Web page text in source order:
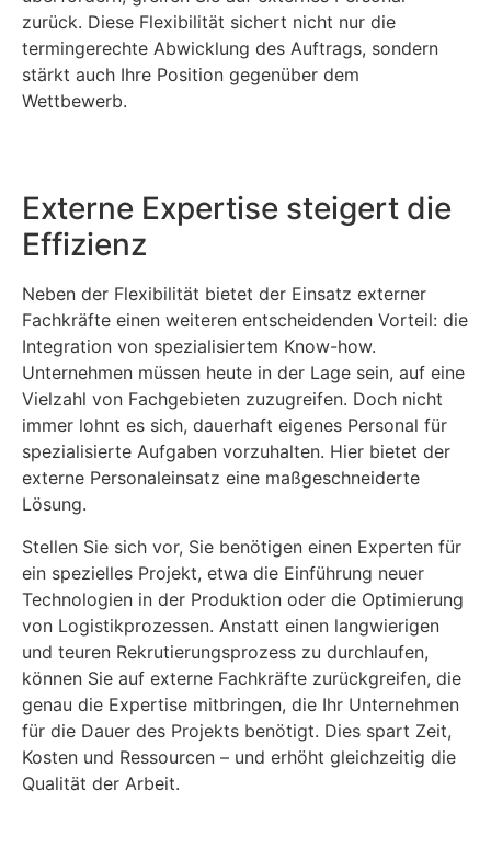
zurück. Diese Flexibilität sichert nicht nur die
termingerechte Abwicklung des Auftrags, sondern
stärkt auch Ihre Position gegenüber dem
Wettbewerb.
Externe Expertise steigert die
Effizienz
Neben der Flexibilität bietet der Einsatz externer
Fachkräfte einen weiteren entscheidenden Vorteil: die
Integration von spezialisiertem Know-how.
Unternehmen müssen heute in der Lage sein, auf eine
Vielzahl von Fachgebieten zuzugreifen. Doch nicht
immer lohnt es sich, dauerhaft eigenes Personal für
spezialisierte Aufgaben vorzuhalten. Hier bietet der
externe Personaleinsatz eine maßgeschneiderte
Lösung.
Stellen Sie sich vor, Sie benötigen einen Experten für
ein spezielles Projekt, etwa die Einführung neuer
Technologien in der Produktion oder die Optimierung
von Logistikprozessen. Anstatt einen langwierigen
und teuren Rekrutierungsprozess zu durchlaufen,
können Sie auf externe Fachkräfte zurückgreifen, die
genau die Expertise mitbringen, die Ihr Unternehmen
für die Dauer des Projekts benötigt. Dies spart Zeit,
Kosten und Ressourcen – und erhöht gleichzeitig die
Qualität der Arbeit.